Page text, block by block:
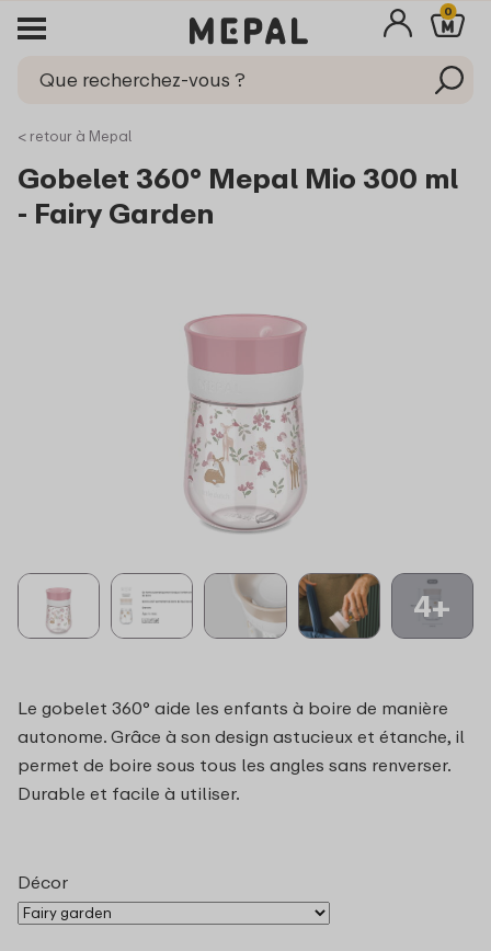
0
< retour à Mepal
Gobelet 360° Mepal Mio 300 ml
- Fairy Garden
4+
Le gobelet 360° aide les enfants à boire de manière
autonome. Grâce à son design astucieux et étanche, il
permet de boire sous tous les angles sans renverser.
Durable et facile à utiliser.
Décor